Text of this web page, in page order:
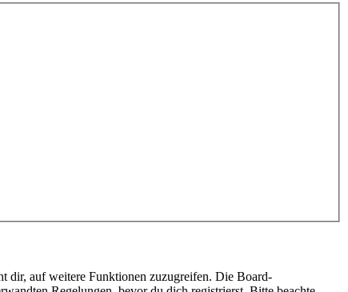
dir, auf weitere Funktionen zuzugreifen. Die Board-